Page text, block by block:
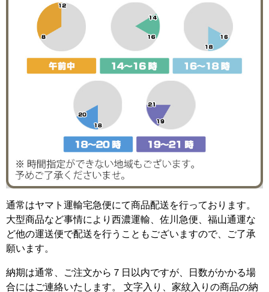
通常はヤマト運輸宅急便にて商品配送を行っております。
大型商品など事情により西濃運輸、佐川急便、福山通運な
ど他の運送便で配送を行うこともございますので、ご了承
願います。
納期は通常、ご注文から７日以内ですが、日数がかかる場
合にはご連絡いたします。 文字入り、家紋入りの商品の納